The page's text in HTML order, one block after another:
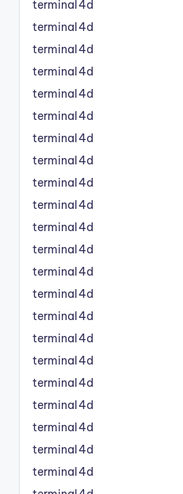
terminal4d
terminal4d
terminal4d
terminal4d
terminal4d
terminal4d
terminal4d
terminal4d
terminal4d
terminal4d
terminal4d
terminal4d
terminal4d
terminal4d
terminal4d
terminal4d
terminal4d
terminal4d
terminal4d
terminal4d
terminal4d
terminal4d